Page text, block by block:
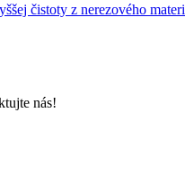
čistoty z nerezového
nás!